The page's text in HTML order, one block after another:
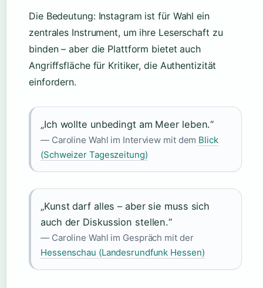
Die Bedeutung: Instagram ist für Wahl ein
zentrales Instrument, um ihre Leserschaft zu
binden – aber die Plattform bietet auch
Angriffsfläche für Kritiker, die Authentizität
einfordern.
„Ich wollte unbedingt am Meer leben.“
— Caroline Wahl im Interview mit dem Blick
(Schweizer Tageszeitung)
„Kunst darf alles – aber sie muss sich
auch der Diskussion stellen.“
— Caroline Wahl im Gespräch mit der
Hessenschau (Landesrundfunk Hessen)